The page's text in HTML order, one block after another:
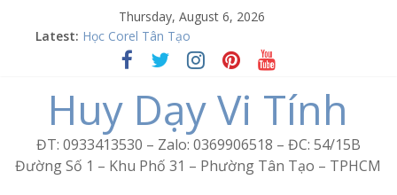
Thursday, August 6, 2026
Latest:
Word Bình Trị Đông – Tin học văn phòng cấp tốc
Học Corel Tân Tạo
Cách tạo USB Boot bằng Ventoy
Excel Bình Trị Đông – Vi tính văn phòng cấp tốc
Huy Dạy Vi Tính
ĐT: 0933413530 – Zalo: 0369906518 – ĐC: 54/15B
Đường Số 1 – Khu Phố 31 – Phường Tân Tạo – TPHCM